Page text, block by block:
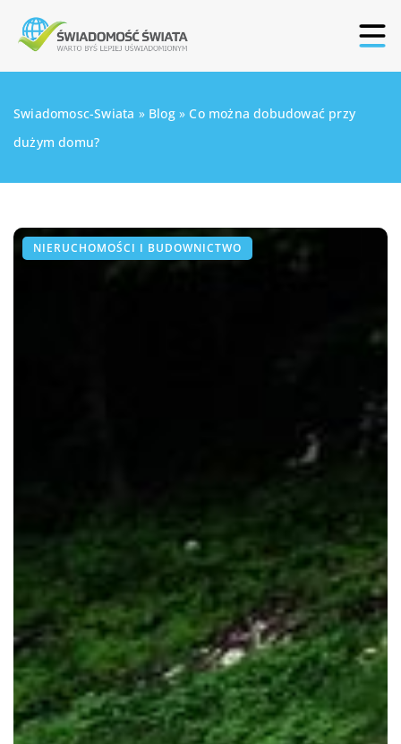
Swiadomosc-Swiata » Blog» Co można dobudować przy
dużym domu?
NIERUCHOMOŚCI I BUDOWNICTWO